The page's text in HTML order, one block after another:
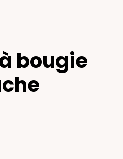
bougie